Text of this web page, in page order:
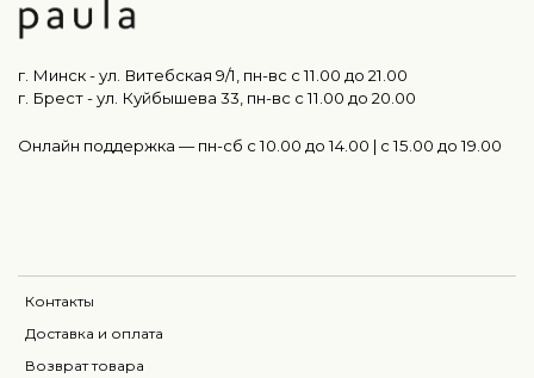
Контакты
Доставка и оплата
Возврат товара
г. Минск - ул. Витебская 9/1, пн-вс с 11.00 до 21.00
г. Брест - ул. Куйбышева 33, пн-вс c 11.00 до 20.00
Онлайн поддержка — пн-сб с 10.00 до 14.00 | c 15.00 до 19.00